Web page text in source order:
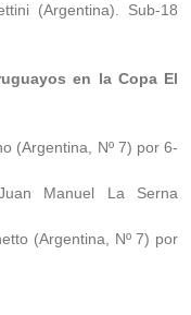
(Argentina). Sub-18
en la Copa El
(Argentina, Nº 7) por 6-
Manuel La Serna
(Argentina, Nº 7) por